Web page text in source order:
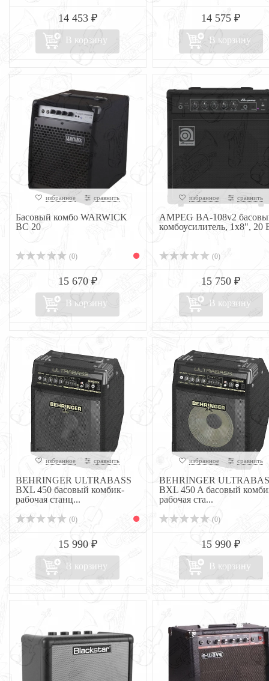
14 453 ₽
В корзину
14 575 ₽
В корзину
избранное сравнить
Басовый комбо WARWICK
BC 20
(0)
15 670 ₽
В корзину
избранное сравнить
AMPEG BA-108v2
комбоусилитель, 1x8", 20
(0)
15 750 ₽
В корзину
избранное сравнить
BEHRINGER ULTRABASS
BXL 450 басовый комбик-
рабочая станц...
(0)
15 990 ₽
В корзину
избранное сравнить
BEHRINGER
BXL 450 A басовый
рабочая ста...
(0)
15 990 ₽
В корзину